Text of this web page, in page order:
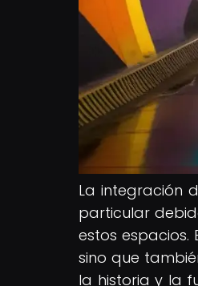
La integración
particular
estos
sino que
la historia y la